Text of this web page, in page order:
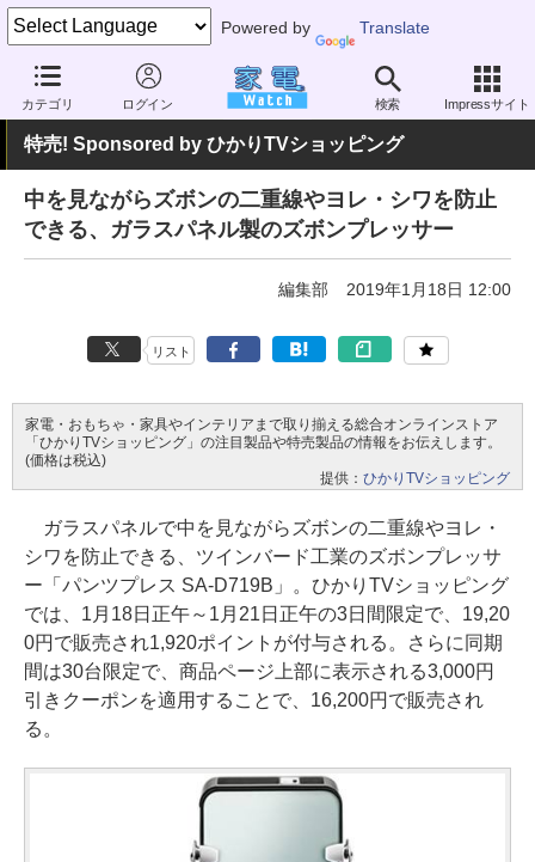
Powered by Translate
カテゴリ ログイン 検索 Impressサイト
家電 Watch 生活家電 家事家電 アイロン
特売! Sponsored by ひかりTVショッピング
中を見ながらズボンの二重線やヨレ・シワを防止
できる、ガラスパネル製のズボンプレッサー
編集部 2019年1月18日 12:00
リスト
家電・おもちゃ・家具やインテリアまで取り揃える総合オンラインストア
「ひかりTVショッピング」の注目製品や特売製品の情報をお伝えします。
(価格は税込)
提供：ひかりTVショッピング
ガラスパネルで中を見ながらズボンの二重線やヨレ・
シワを防止できる、ツインバード工業のズボンプレッサ
ー「パンツプレス SA-D719B」。ひかりTVショッピング
では、1月18日正午～1月21日正午の3日間限定で、19,20
0円で販売され1,920ポイントが付与される。さらに同期
間は30台限定で、商品ページ上部に表示される3,000円
引きクーポンを適用することで、16,200円で販売され
る。